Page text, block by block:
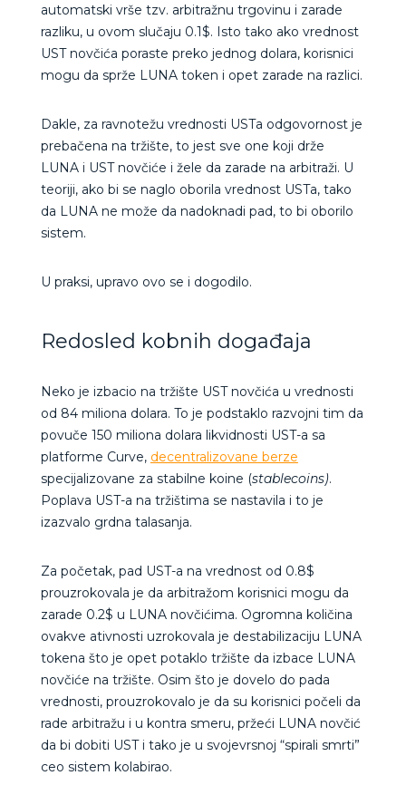
automatski vrše tzv. arbitražnu trgovinu i zarade
razliku, u ovom slučaju 0.1$. Isto tako ako vrednost
UST novčića poraste preko jednog dolara, korisnici
mogu da sprže LUNA token i opet zarade na razlici.
Dakle, za ravnotežu vrednosti USTa odgovornost je
prebačena na tržište, to jest sve one koji drže
LUNA i UST novčiće i žele da zarade na arbitraži. U
teoriji, ako bi se naglo oborila vrednost USTa, tako
da LUNA ne može da nadoknadi pad, to bi oborilo
sistem.
U praksi, upravo ovo se i dogodilo.
Redosled kobnih događaja
Neko je izbacio na tržište UST novčića u vrednosti
od 84 miliona dolara. To je podstaklo razvojni tim da
povuče 150 miliona dolara likvidnosti UST-a sa
platforme Curve, decentralizovane berze
specijalizovane za stabilne koine (stablecoins).
Poplava UST-a na tržištima se nastavila i to je
izazvalo grdna talasanja.
Za početak, pad UST-a na vrednost od 0.8$
prouzrokovala je da arbitražom korisnici mogu da
zarade 0.2$ u LUNA novčićima. Ogromna količina
ovakve ativnosti uzrokovala je destabilizaciju LUNA
tokena što je opet potaklo tržište da izbace LUNA
novčiće na tržište. Osim što je dovelo do pada
vrednosti, prouzrokovalo je da su korisnici počeli da
rade arbitražu i u kontra smeru, pržeći LUNA novčić
da bi dobiti UST i tako je u svojevrsnoj “spirali smrti”
ceo sistem kolabirao.